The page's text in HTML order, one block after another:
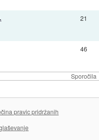
Sporočila
21
46
pravic pridržanih